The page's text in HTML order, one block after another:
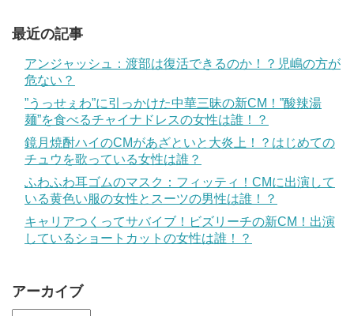
最近の記事
アンジャッシュ：渡部は復活できるのか！？児嶋の方が
危ない？
”うっせぇわ”に引っかけた中華三昧の新CM！”酸辣湯
麺”を食べるチャイナドレスの女性は誰！？
鏡月焼酎ハイのCMがあざといと大炎上！？はじめての
チュウを歌っている女性は誰？
ふわふわ耳ゴムのマスク：フィッティ！CMに出演して
いる黄色い服の女性とスーツの男性は誰！？
キャリアつくってサバイブ！ビズリーチの新CM！出演
しているショートカットの女性は誰！？
アーカイブ